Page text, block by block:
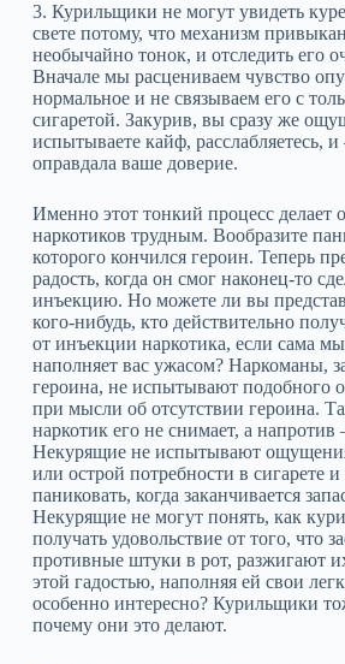
3. Курильщики не могут увидеть
свете потому, что механизм
необычайно тонок, и отследить его
Вначале мы расцениваем чувство
нормальное и не связываем его с
сигаретой. Закурив, вы сразу же
испытываете кайф, расслабляетесь,
оправдала ваше доверие.
Именно этот тонкий процесс делает
наркотиков трудным. Вообразите
которого кончился героин. Теперь
радость, когда он смог наконец‑то
инъекцию. Но можете ли вы
кого‑нибудь, кто действительно
от инъекции наркотика, если сама
наполняет вас ужасом? Наркоманы,
героина, не испытывают подобного
при мысли об отсутствии героина.
наркотик его не снимает, а напротив
Некурящие не испытывают
или острой потребности в сигарете
паниковать, когда заканчивается
Некурящие не могут понять, как
получать удовольствие от того, что
противные штуки в рот, разжигают
этой гадостью, наполняя ей свои
особенно интересно? Курильщики
почему они это делают.